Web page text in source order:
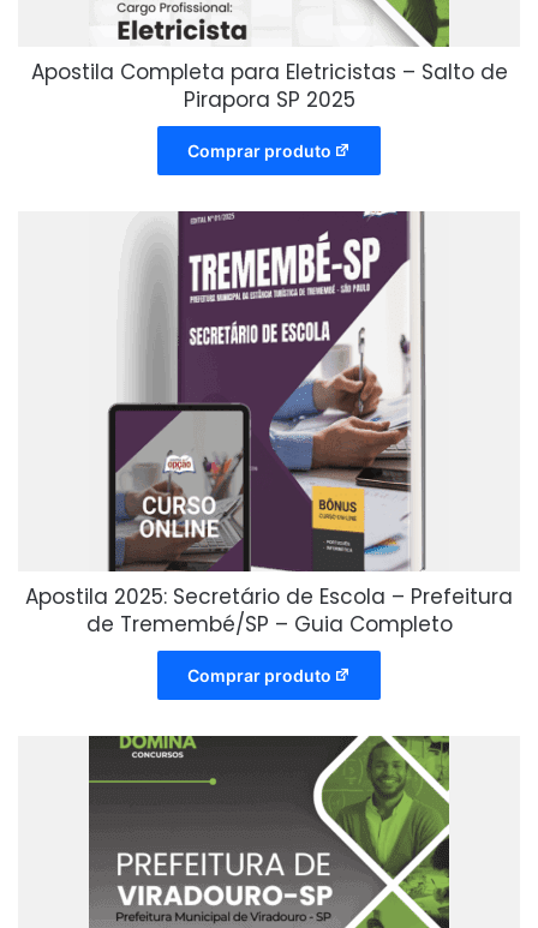
Apostila Completa para Eletricistas – Salto de
Pirapora SP 2025
Comprar produto
Apostila 2025: Secretário de Escola – Prefeitura
de Tremembé/SP – Guia Completo
Comprar produto